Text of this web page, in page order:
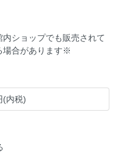
ショップでも販売されて
場合があります※
(内税)